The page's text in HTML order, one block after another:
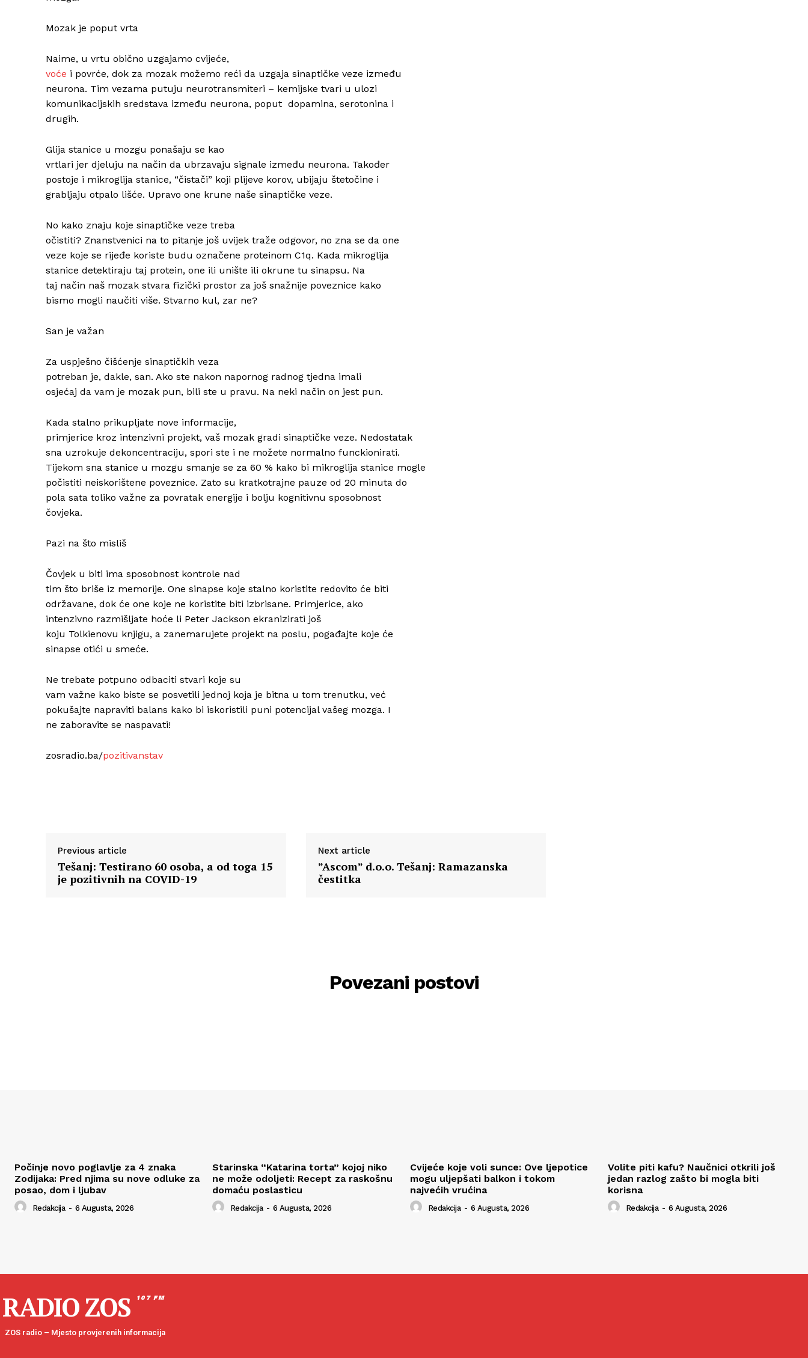
Mozak je poput vrta
Naime, u vrtu obično uzgajamo cvijeće,
voće i povrće, dok za mozak možemo reći da uzgaja sinaptičke veze između
neurona. Tim vezama putuju neurotransmiteri – kemijske tvari u ulozi
komunikacijskih sredstava između neurona, poput dopamina, serotonina i
drugih.
Glija stanice u mozgu ponašaju se kao
vrtlari jer djeluju na način da ubrzavaju signale između neurona. Također
postoje i mikroglija stanice, “čistači” koji plijeve korov, ubijaju štetočine i
grabljaju otpalo lišće. Upravo one krune naše sinaptičke veze.
No kako znaju koje sinaptičke veze treba
očistiti? Znanstvenici na to pitanje još uvijek traže odgovor, no zna se da one
veze koje se rijeđe koriste budu označene proteinom C1q. Kada mikroglija
stanice detektiraju taj protein, one ili unište ili okrune tu sinapsu. Na
taj način naš mozak stvara fizički prostor za još snažnije poveznice kako
bismo mogli naučiti više. Stvarno kul, zar ne?
San je važan
Za uspješno čišćenje sinaptičkih veza
potreban je, dakle, san. Ako ste nakon napornog radnog tjedna imali
osjećaj da vam je mozak pun, bili ste u pravu. Na neki način on jest pun.
Kada stalno prikupljate nove informacije,
primjerice kroz intenzivni projekt, vaš mozak gradi sinaptičke veze. Nedostatak
sna uzrokuje dekoncentraciju, spori ste i ne možete normalno funckionirati.
Tijekom sna stanice u mozgu smanje se za 60 % kako bi mikroglija stanice mogle
počistiti neiskorištene poveznice. Zato su kratkotrajne pauze od 20 minuta do
pola sata toliko važne za povratak energije i bolju kognitivnu sposobnost
čovjeka.
Pazi na što misliš
Čovjek u biti ima sposobnost kontrole nad
tim što briše iz memorije. One sinapse koje stalno koristite redovito će biti
održavane, dok će one koje ne koristite biti izbrisane. Primjerice, ako
intenzivno razmišljate hoće li Peter Jackson ekranizirati još
koju Tolkienovu knjigu, a zanemarujete projekt na poslu, pogađajte koje će
sinapse otići u smeće.
Ne trebate potpuno odbaciti stvari koje su
vam važne kako biste se posvetili jednoj koja je bitna u tom trenutku, već
pokušajte napraviti balans kako bi iskoristili puni potencijal vašeg mozga. I
ne zaboravite se naspavati!
zosradio.ba/pozitivanstav
Previous article
Tešanj: Testirano 60 osoba, a od toga 15
je pozitivnih na COVID-19
Next article
”Ascom” d.o.o. Tešanj: Ramazanska
čestitka
Povezani postovi
Počinje novo poglavlje za 4 znaka
Zodijaka: Pred njima su nove odluke za
posao, dom i ljubav
Redakcija - 6 Augusta, 2026
Starinska “Katarina torta” kojoj niko
ne može odoljeti: Recept za raskošnu
domaću poslasticu
Redakcija - 6 Augusta, 2026
Cvijeće koje voli sunce: Ove ljepotice
mogu uljepšati balkon i tokom
najvećih vrućina
Redakcija - 6 Augusta, 2026
Volite piti kafu? Naučnici otkrili još
jedan razlog zašto bi mogla biti
korisna
Redakcija - 6 Augusta, 2026
RADIO ZOS 107 FM
ZOS radio – Mjesto provjerenih informacija